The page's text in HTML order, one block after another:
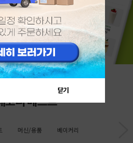
고리 베스트
머신/용품 베이커리
닫기